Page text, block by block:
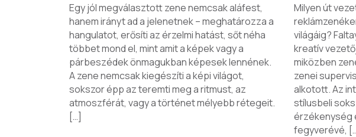
Egy jól megválasztott zene nemcsak aláfest,
hanem irányt ad a jelenetnek – meghatározza a
hangulatot, erősíti az érzelmi hatást, sőt néha
többet mond el, mint amit a képek vagy a
párbeszédek önmagukban képesek lennének.
A zene nemcsak kiegészíti a képi világot,
sokszor épp az teremti meg a ritmust, az
atmoszférát, vagy a történet mélyebb rétegeit.
[…]
Milyen út
világáig?
kreatív
miközben
zenei
alkotott. Az
stílusbeli
érzékenység
fegyverévé,